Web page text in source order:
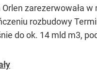
zarezerwowała
rozbudowy
do ok. 14 mld m3,